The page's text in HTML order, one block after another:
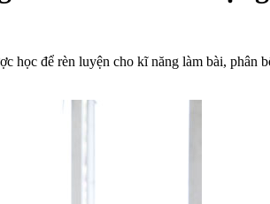
học để rèn luyện cho kĩ năng làm bài, phân